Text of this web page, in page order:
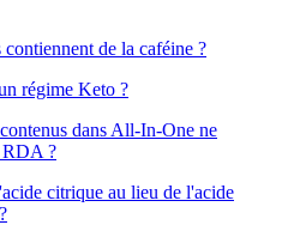
de la caféine ?
régime Keto ?
dans All-In-One ne
RDA ?
citrique au lieu de l'acide